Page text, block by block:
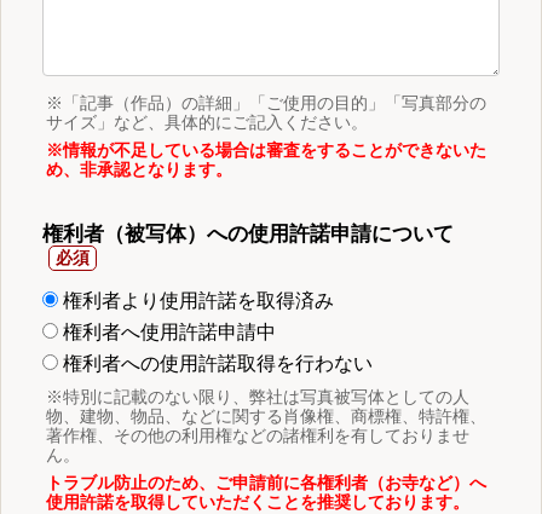
※「記事（作品）の詳細」「ご使用の目的」「写真部分の
サイズ」など、具体的にご記入ください。
※情報が不足している場合は審査をすることができないた
め、非承認となります。
権利者（被写体）への使用許諾申請について
権利者より使用許諾を取得済み
権利者へ使用許諾申請中
権利者への使用許諾取得を行わない
※特別に記載のない限り、弊社は写真被写体としての人
物、建物、物品、などに関する肖像権、商標権、特許権、
著作権、その他の利用権などの諸権利を有しておりませ
ん。
トラブル防止のため、ご申請前に各権利者（お寺など）へ
使用許諾を取得していただくことを推奨しております。